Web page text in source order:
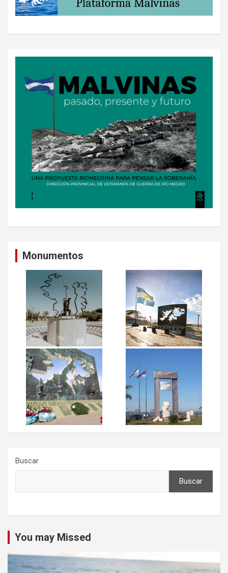
Monumentos
Buscar
Buscar
You may Missed